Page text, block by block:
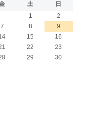
土
日
1
2
7 8
9
15
16
22
23
29
30